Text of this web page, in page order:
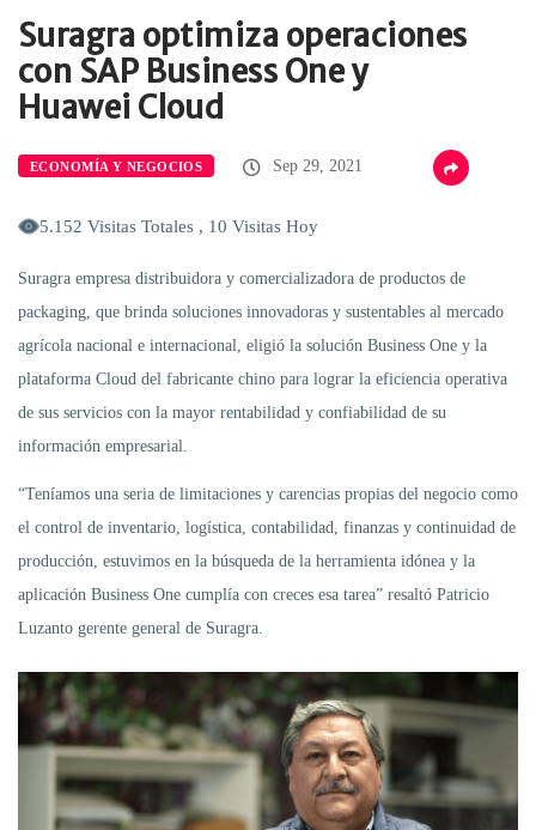
Suragra optimiza operaciones
con SAP Business One y
Huawei Cloud
ECONOMÍA Y NEGOCIOS Sep 29, 2021
5.152 Visitas Totales , 10 Visitas Hoy
Suragra empresa distribuidora y comercializadora de productos de
packaging, que brinda soluciones innovadoras y sustentables al mercado
agrícola nacional e internacional, eligió la solución Business One y la
plataforma Cloud del fabricante chino para lograr la eficiencia operativa
de sus servicios con la mayor rentabilidad y confiabilidad de su
información empresarial.
“Teníamos una seria de limitaciones y carencias propias del negocio como
el control de inventario, logística, contabilidad, finanzas y continuidad de
producción, estuvimos en la búsqueda de la herramienta idónea y la
aplicación Business One cumplía con creces esa tarea” resaltó Patricio
Luzanto gerente general de Suragra.